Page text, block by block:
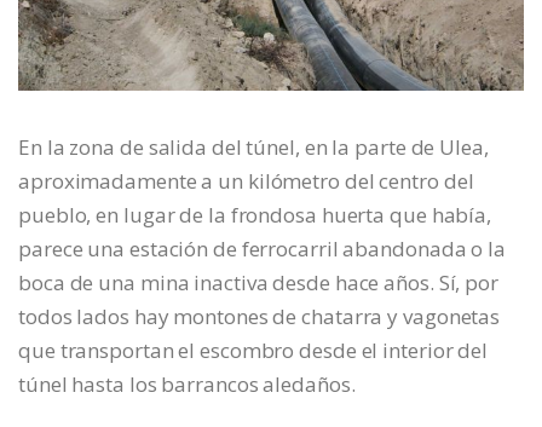
En la zona de salida del túnel, en la parte de Ulea,
aproximadamente a un kilómetro del centro del
pueblo, en lugar de la frondosa huerta que había,
parece una estación de ferrocarril abandonada o la
boca de una mina inactiva desde hace años. Sí, por
todos lados hay montones de chatarra y vagonetas
que transportan el escombro desde el interior del
túnel hasta los barrancos aledaños.